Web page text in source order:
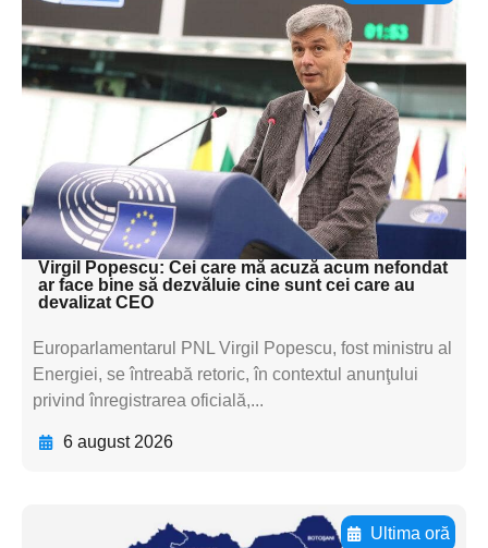
Adaugă aici textul pentru
subtitluAdaugă aici
textul pentru
subtitluAdaugă aici
textul pentru
subtitluAdaugă aici
textul pentru subti
Virgil Popescu: Cei care mă acuză acum nefondat
ar face bine să dezvăluie cine sunt cei care au
devalizat CEO
Europarlamentarul PNL Virgil Popescu, fost ministru al
Energiei, se întreabă retoric, în contextul anunţului
privind înregistrarea oficială,...
6 august 2026
Ultima oră